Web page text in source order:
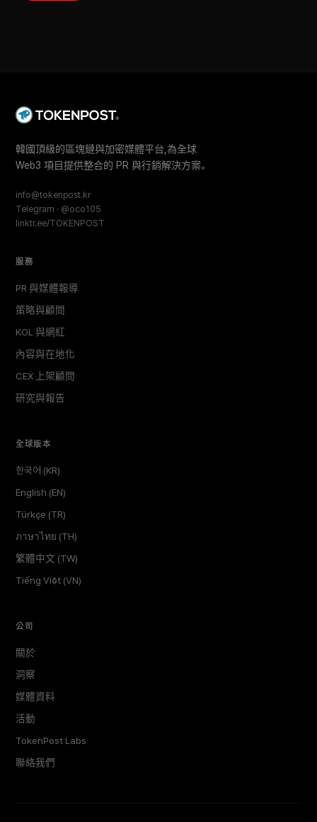
韓國頂級的區塊鏈與加密媒體平台,為全球
Web3 項目提供整合的 PR 與行銷解決方案。
info@tokenpost.kr
Telegram · @oco105
linktr.ee/TOKENPOST
服務
PR 與媒體報導
策略與顧問
KOL 與網紅
內容與在地化
CEX 上架顧問
研究與報告
全球版本
한국어 (KR)
English (EN)
Türkçe (TR)
ภาษาไทย (TH)
繁體中文 (TW)
Tiếng Việt (VN)
公司
關於
洞察
媒體資料
活動
TokenPost Labs
聯絡我們